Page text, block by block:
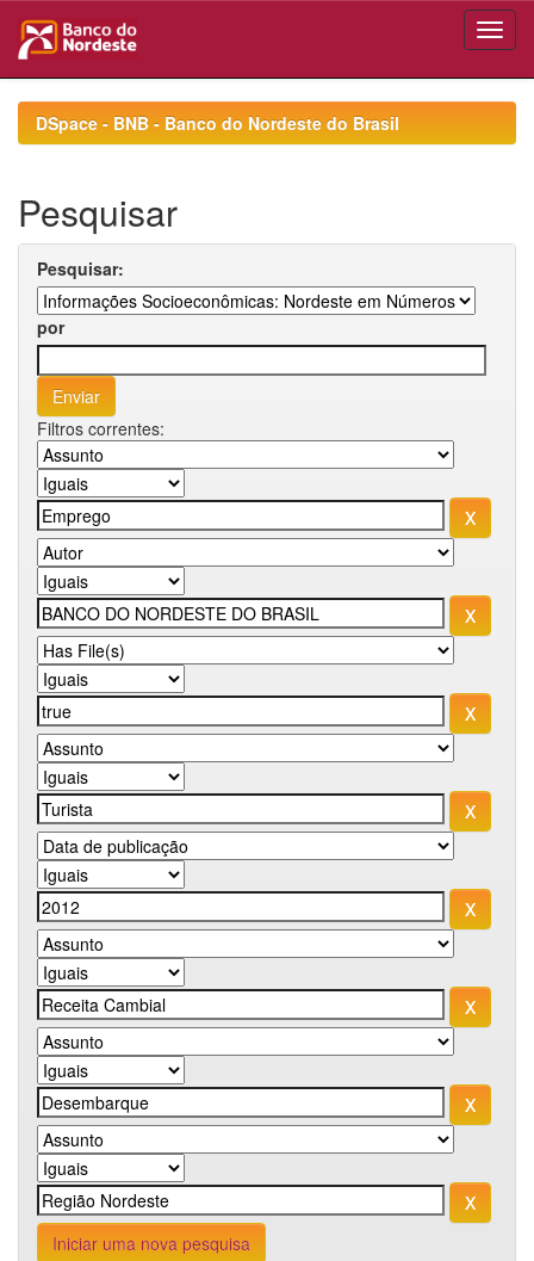
navigationDSpace - BNB - Banco do Nordeste do Brasil
Pesquisar
Pesquisar:
por
Filtros correntes:
Iniciar uma nova pesquisa